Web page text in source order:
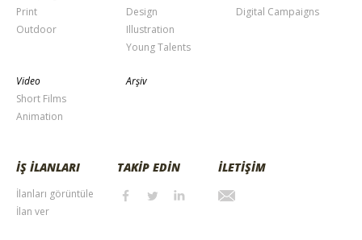
Print
Outdoor
Design
Illustration
Young Talents
Digital Campaigns
Video
Short Films
Animation
Arşiv
İŞ İLANLARI
İlanları görüntüle
İlan ver
TAKİP EDİN İLETİŞİM